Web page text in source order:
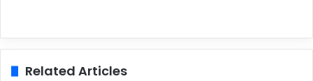
Related Articles